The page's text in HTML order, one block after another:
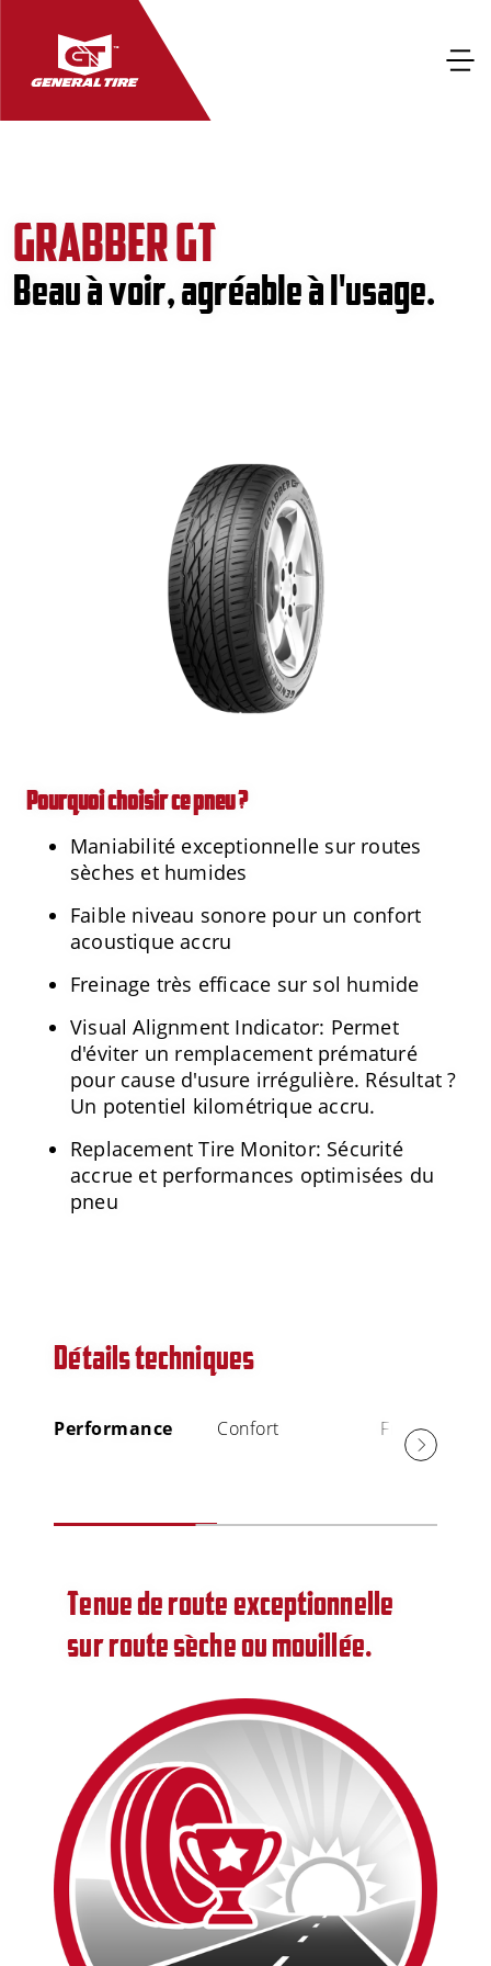
GRABBER GT
Beau à voir, agréable à l'usage.
Pourquoi choisir ce pneu ?
Maniabilité exceptionnelle sur routes
sèches et humides
Faible niveau sonore pour un confort
acoustique accru
Freinage très efficace sur sol humide
Visual Alignment Indicator: Permet
d'éviter un remplacement prématuré
pour cause d'usure irrégulière. Résultat ?
Un potentiel kilométrique accru.
Replacement Tire Monitor: Sécurité
accrue et performances optimisées du
pneu
Détails techniques
Performance Confort Freinage
Tenue de route exceptionnelle
sur route sèche ou mouillée.